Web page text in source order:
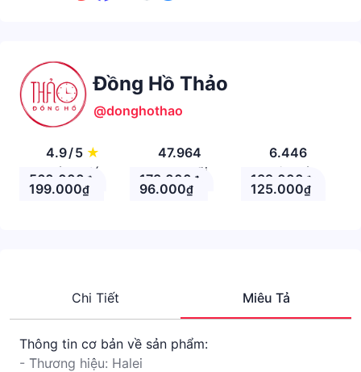
Đồng Hồ Thảo
@donghothao
4.9/5 ★
Đánh giá
47.964
Theo Dõi
6.446
Nhận xét
560.000 ₫ 173.000 ₫ 139.000 ₫
199.000₫ 96.000₫ 125.000₫
Chi Tiết Miêu Tả
Thông tin cơ bản về sản phẩm:
- Thương hiệu: Halei